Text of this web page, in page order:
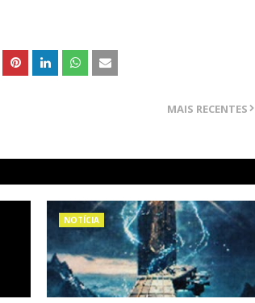
MAIS RECENTES
NOTÍCIA